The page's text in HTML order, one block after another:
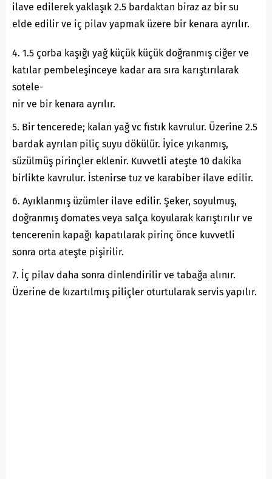
ilave edilerek yaklaşık 2.5 bardaktan biraz az bir su
elde edilir ve iç pilav yapmak üzere bir kenara ayrılır.
4. 1.5 çorba kaşığı yağ küçük küçük doğranmış ciğer ve
katılar pembeleşinceye kadar ara sıra karıştırılarak
sotele-
nir ve bir kenara ayrılır.
5. Bir tencerede; kalan yağ vc fıstık kavrulur. Üzerine 2.5
bardak ayrılan piliç suyu dökülür. İyice yıkanmış,
süzülmüş pirinçler eklenir. Kuvvetli ateşte 10 dakika
birlikte kavrulur. İstenirse tuz ve karabiber ilave edilir.
6. Ayıklanmış üzümler ilave edilir. Şeker, soyulmuş,
doğranmış domates veya salça koyularak karıştırılır ve
tencerenin kapağı kapatılarak pirinç önce kuvvetli
sonra orta ateşte pişirilir.
7. İç pilav daha sonra dinlendirilir ve tabağa alınır.
Üzerine de kızartılmış piliçler oturtularak servis yapılır.